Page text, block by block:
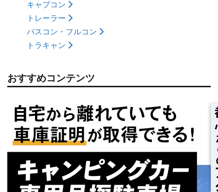
キャブコン
トレーラー
バスコン・フルコン
トラキャン
おすすめコンテンツ